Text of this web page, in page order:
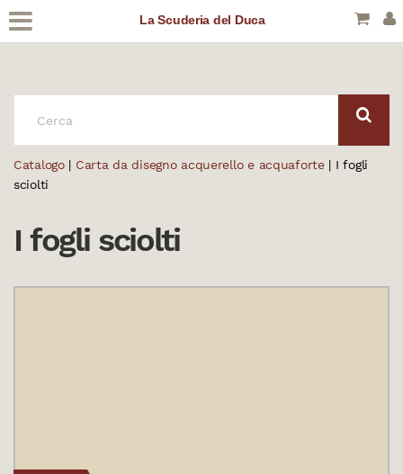
La Scuderia del Duca
Catalogo| Carta da disegno acquerello e acquaforte| I fogli
sciolti
I fogli sciolti